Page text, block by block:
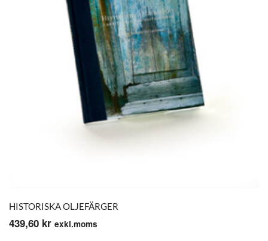
HISTORISKA OLJEFÄRGER
439,60 kr exkl.moms